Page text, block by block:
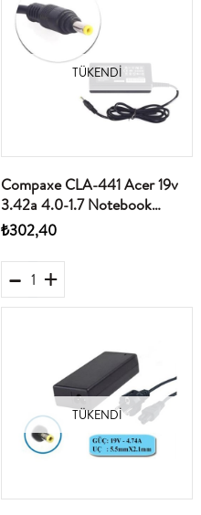
TÜKENDI
Compaxe CLA-441 Acer 19v
3.42a 4.0-1.7 Notebook
Adaptör
₺302,40
TÜKENDI